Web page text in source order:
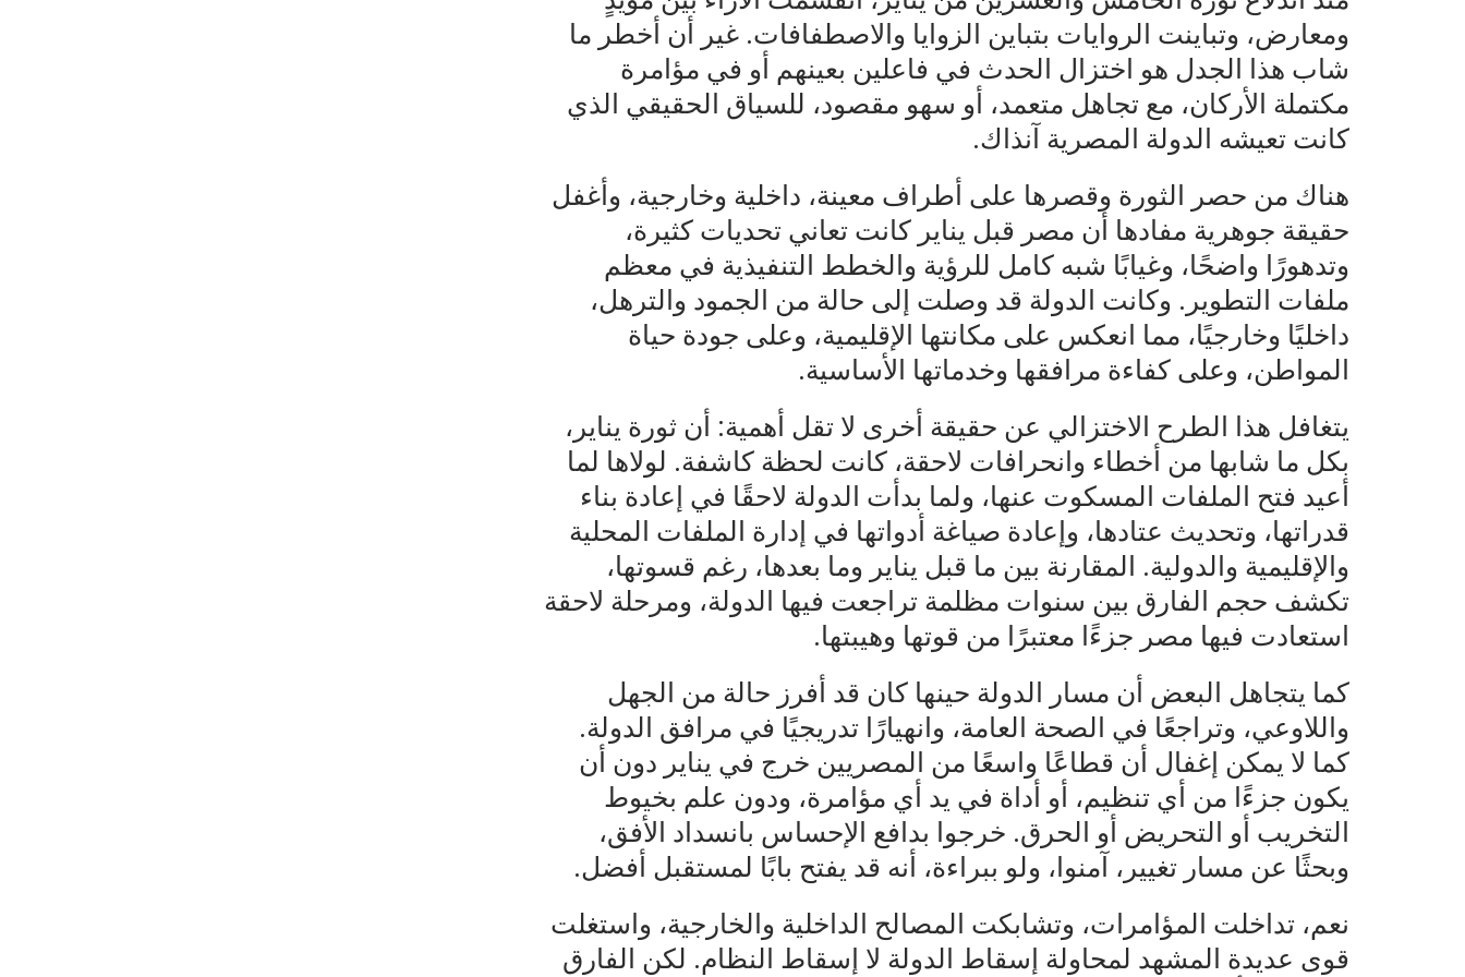
ومعارض، وتباينت الروايات بتباين الزوايا والاصطفافات. غير أن أخطر ما
شاب هذا الجدل هو اختزال الحدث في فاعلين بعينهم أو في مؤامرة
مكتملة الأركان، مع تجاهل متعمد، أو سهو مقصود، للسياق الحقيقي الذي
كانت تعيشه الدولة المصرية آنذاك.
هناك من حصر الثورة وقصرها على أطراف معينة، داخلية وخارجية، وأغفل
حقيقة جوهرية مفادها أن مصر قبل يناير كانت تعاني تحديات كثيرة،
وتدهورًا واضحًا، وغيابًا شبه كامل للرؤية والخطط التنفيذية في معظم
ملفات التطوير. وكانت الدولة قد وصلت إلى حالة من الجمود والترهل،
داخليًا وخارجيًا، مما انعكس على مكانتها الإقليمية، وعلى جودة حياة
المواطن، وعلى كفاءة مرافقها وخدماتها الأساسية.
يتغافل هذا الطرح الاختزالي عن حقيقة أخرى لا تقل أهمية: أن ثورة يناير،
بكل ما شابها من أخطاء وانحرافات لاحقة، كانت لحظة كاشفة. لولاها لما
أعيد فتح الملفات المسكوت عنها، ولما بدأت الدولة لاحقًا في إعادة بناء
قدراتها، وتحديث عتادها، وإعادة صياغة أدواتها في إدارة الملفات المحلية
والإقليمية والدولية. المقارنة بين ما قبل يناير وما بعدها، رغم قسوتها،
تكشف حجم الفارق بين سنوات مظلمة تراجعت فيها الدولة، ومرحلة لاحقة
استعادت فيها مصر جزءًا معتبرًا من قوتها وهيبتها.
كما يتجاهل البعض أن مسار الدولة حينها كان قد أفرز حالة من الجهل
واللاوعي، وتراجعًا في الصحة العامة، وانهيارًا تدريجيًا في مرافق الدولة.
كما لا يمكن إغفال أن قطاعًا واسعًا من المصريين خرج في يناير دون أن
يكون جزءًا من أي تنظيم، أو أداة في يد أي مؤامرة، ودون علم بخيوط
التخريب أو التحريض أو الحرق. خرجوا بدافع الإحساس بانسداد الأفق،
وبحثًا عن مسار تغيير، آمنوا، ولو ببراءة، أنه قد يفتح بابًا لمستقبل أفضل.
نعم، تداخلت المؤامرات، وتشابكت المصالح الداخلية والخارجية، واستغلت
قوى عديدة المشهد لمحاولة إسقاط الدولة لا إسقاط النظام. لكن الفارق